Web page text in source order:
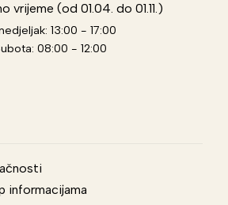
vrijeme (od 01.04. do 01.11.)
13:00 - 17:00
08:00 - 12:00
informacijama